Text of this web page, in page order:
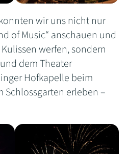
wir uns nicht nur
of Music“ anschauen und
werfen, sondern
dem Theater
Hofkapelle beim
Schlossgarten erleben –